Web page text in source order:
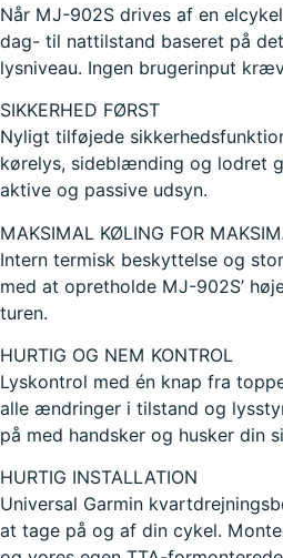
Når MJ-902S drives af en
dag- til nattilstand baseret på
lysniveau. Ingen brugerinput
SIKKERHED FØRST
Nyligt tilføjede
kørelys, sideblænding og lodret
aktive og passive udsyn.
MAKSIMAL KØLING FOR
Intern termisk beskyttelse og
med at opretholde MJ-902S’
turen.
HURTIG OG NEM KONTROL
Lyskontrol med én knap fra
alle ændringer i tilstand og
på med handsker og husker din
HURTIG INSTALLATION
Universal Garmin
at tage på og af din cykel.